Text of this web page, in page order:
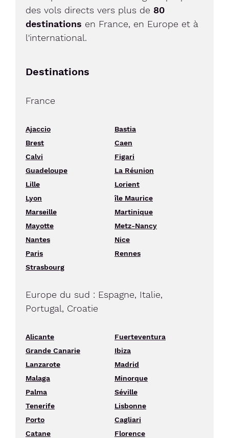
des vols directs vers plus de 80
destinations en France, en Europe et à
l'international.
Destinations
France
Ajaccio
Bastia
Brest
Caen
Calvi
Figari
Guadeloupe
La Réunion
Lille
Lorient
Lyon
île Maurice
Marseille
Martinique
Mayotte
Metz-Nancy
Nantes
Nice
Paris
Rennes
Strasbourg
Europe du sud : Espagne, Italie,
Portugal, Croatie
Alicante
Fuerteventura
Grande Canarie
Ibiza
Lanzarote
Madrid
Malaga
Minorque
Palma
Séville
Tenerife
Lisbonne
Porto
Cagliari
Catane
Florence